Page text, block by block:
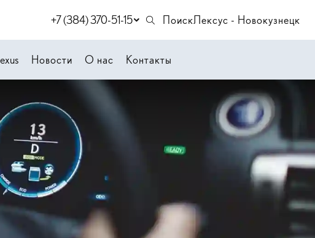
+7 (384) 370-51-15 ПоискЛексус - Новокузнецк
Новости О нас Контакты